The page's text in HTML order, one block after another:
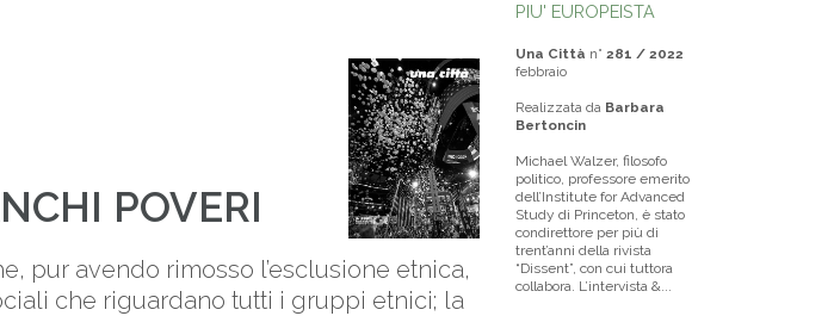
POVERI
pur avendo rimosso l’esclusione etnica,
che riguardano tutti i gruppi etnici; la
PIU' EUROPEISTA
Una Città n° 281 / 2022
febbraio
Realizzata da Barbara
Bertoncin
Michael Walzer, filosofo
politico, professore emerito
dell’Institute for Advanced
Study di Princeton, è stato
condirettore per più di
trent’anni della rivista
“Dissent”, con cui tuttora
collabora. L’intervista &...